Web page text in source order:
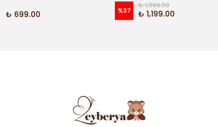
₺ 699.00 %37
₺ 1,899.00
₺ 1,199.00